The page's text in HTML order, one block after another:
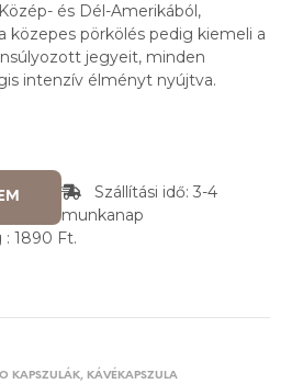
és Dél-Amerikából,
közepes pörkölés pedig kiemeli a
jegyeit, minden
intenzív élményt nyújtva.
Szállítási idő: 3-4
munkanap
1890 Ft.
KAPSZULÁK, KÁVÉKAPSZULA